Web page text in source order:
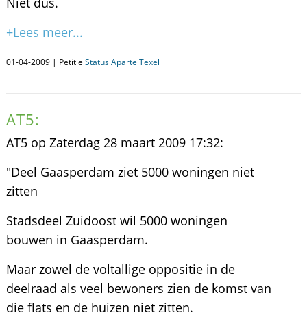
+Lees meer...
01-04-2009 | Petitie Status Aparte Texel
AT5:
AT5 op Zaterdag 28 maart 2009 17:32:
"Deel Gaasperdam ziet 5000 woningen niet
zitten
Stadsdeel Zuidoost wil 5000 woningen
bouwen in Gaasperdam.
Maar zowel de voltallige oppositie in de
deelraad als veel bewoners zien de komst van
die flats en de huizen niet zitten.